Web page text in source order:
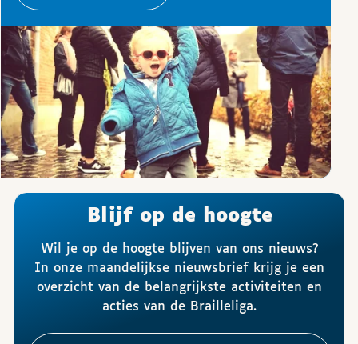
Blijf op de hoogte
Wil je op de hoogte blijven van ons nieuws?
In onze maandelijkse nieuwsbrief krijg je een
overzicht van de belangrijkste activiteiten en
acties van de Brailleliga.